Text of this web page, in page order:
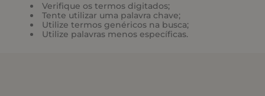
Verifique os termos digitados;
Tente utilizar uma palavra chave;
Utilize termos genéricos na busca;
Utilize palavras menos específicas.